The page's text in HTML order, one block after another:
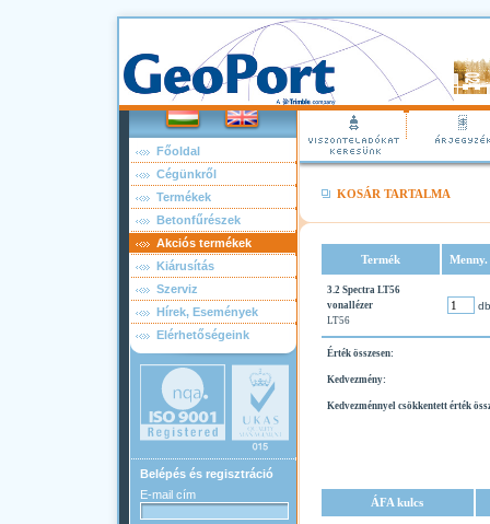
Főoldal
Cégünkről
Termékek
Betonfűrészek
Akciós termékek
Kiárusítás
Szerviz
Hírek, Események
Elérhetőségeink
Belépés és regisztráció
E-mail cím
KOSÁR TARTALMA
Termék Menny.
3.2 Spectra LT56
vonallézer
LT56
db
Érték összesen:
Kedvezmény:
Kedvezménnyel csökkentett érték
ÁFA kulcs